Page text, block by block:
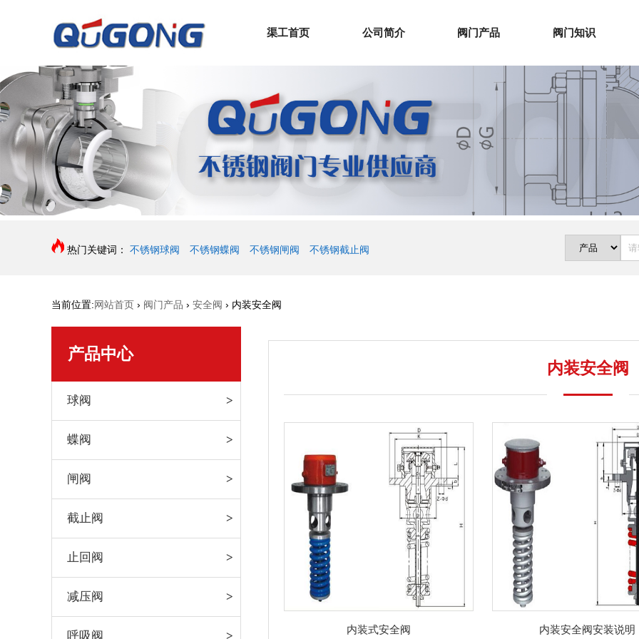
渠工首页 公司简介 阀门产品 阀门知识
热门关键词： 不锈钢球阀 不锈钢蝶阀 不锈钢闸阀 不锈钢截止阀
当前位置:网站首页 › 阀门产品 › 安全阀 › 内装安全阀
产品中心
球阀
蝶阀
闸阀
截止阀
止回阀
减压阀
呼吸阀
内装安全阀
内装式安全阀 内装安全阀安装说明